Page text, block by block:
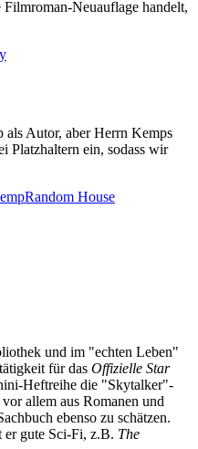
Neuauflage handelt,
als Autor, aber Herrn Kemps
Platzhaltern ein, sodass wir
Random House
und im "echten Leben"
für das Offizielle Star
Heftreihe die "Skytalker"-
allem aus Romanen und
ebenso zu schätzen.
er gute Sci-Fi, z.B. The